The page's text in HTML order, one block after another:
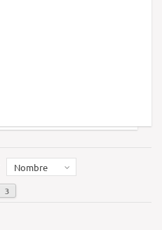
Nombre
3